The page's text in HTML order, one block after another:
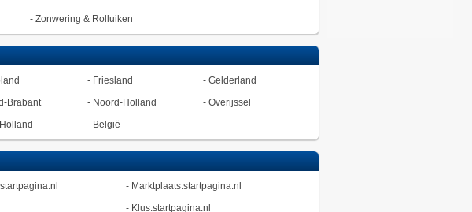
- Zonwering & Rolluiken
- Friesland - Gelderland
Brabant - Noord-Holland - Overijssel
- België
- Marktplaats.startpagina.nl
- Klus.startpagina.nl